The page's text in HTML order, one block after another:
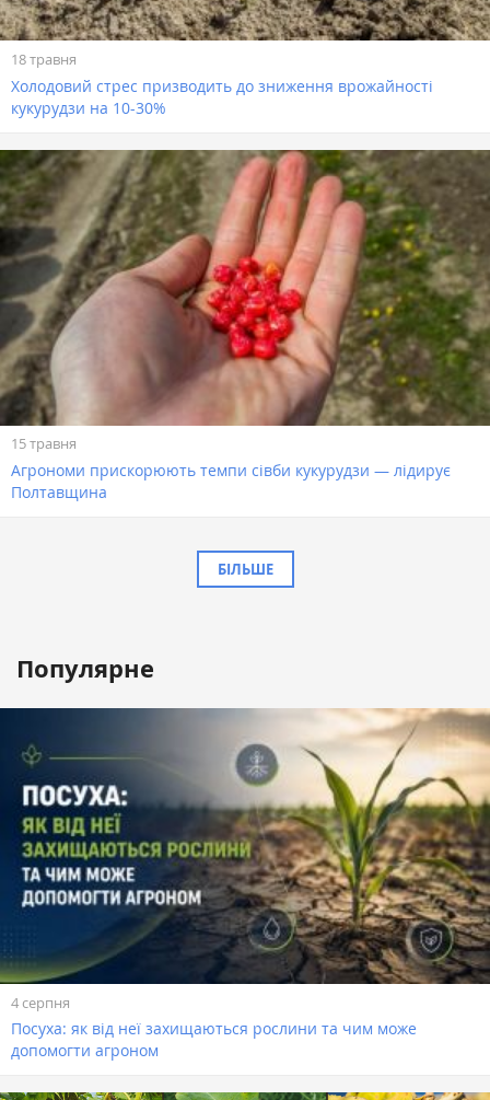
18 травня
Холодовий стрес призводить до зниження врожайності
кукурудзи на 10-30%
15 травня
Агрономи прискорюють темпи сівби кукурудзи — лідирує
Полтавщина
БІЛЬШЕ
Популярне
4 серпня
Посуха: як від неї захищаються рослини та чим може
допомогти агроном